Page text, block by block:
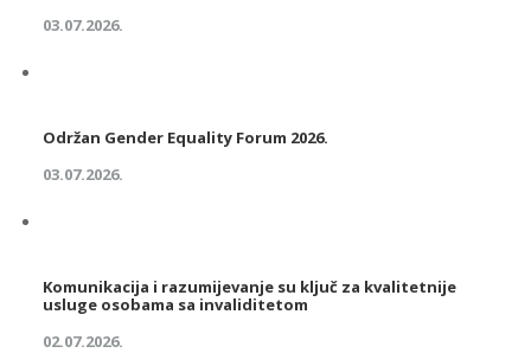
03.07.2026.
Održan Gender Equality Forum 2026.
03.07.2026.
Komunikacija i razumijevanje su ključ za kvalitetnije
usluge osobama sa invaliditetom
02.07.2026.